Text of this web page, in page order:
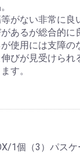
がない非常に良
あるが総合的に
使用には支障の
びが見受けられ
す。
1個（3）パス